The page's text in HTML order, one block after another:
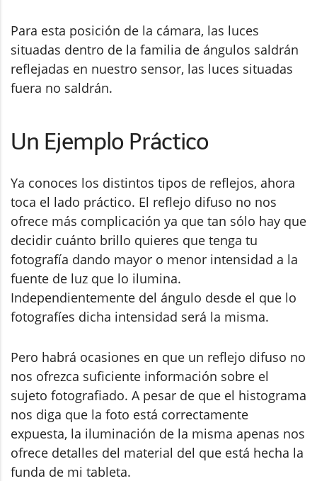
Para esta posición de la cámara, las luces
situadas dentro de la familia de ángulos saldrán
reflejadas en nuestro sensor, las luces situadas
fuera no saldrán.
Un Ejemplo Práctico
Ya conoces los distintos tipos de reflejos, ahora
toca el lado práctico. El reflejo difuso no nos
ofrece más complicación ya que tan sólo hay que
decidir cuánto brillo quieres que tenga tu
fotografía dando mayor o menor intensidad a la
fuente de luz que lo ilumina.
Independientemente del ángulo desde el que lo
fotografíes dicha intensidad será la misma.
Pero habrá ocasiones en que un reflejo difuso no
nos ofrezca suficiente información sobre el
sujeto fotografiado. A pesar de que el histograma
nos diga que la foto está correctamente
expuesta, la iluminación de la misma apenas nos
ofrece detalles del material del que está hecha la
funda de mi tableta.